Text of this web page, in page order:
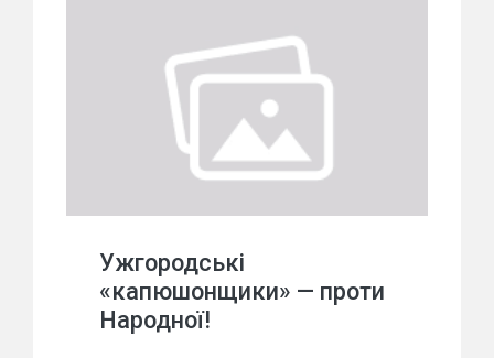
Ужгородські
«капюшонщики» — проти
Народної!